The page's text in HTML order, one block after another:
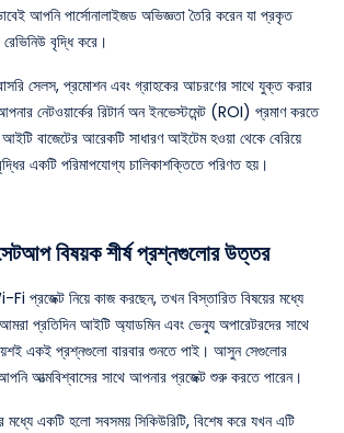
আপনি পার্সোনালাইজড অভিজ্ঞতা তৈরি করেন যা প্রকৃত
বৃদ্ধি করে।
সেলস, প্রমোশন এবং গ্রাহকের আচরণের সাথে যুক্ত করার
নেটওয়ার্কের রিটার্ন অন ইনভেস্টমেন্ট (ROI) প্রমাণ করতে
বাজেটের আরেকটি সাধারণ আইটেম হওয়া থেকে বেরিয়ে
একটি পরিমাপযোগ্য চালিকাশক্তিতে পরিণত হয়।
বিষয়ক শীর্ষ প্রশ্নগুলোর উত্তর
প্রজেক্ট নিয়ে কাজ করছেন, তখন বিস্তারিত বিষয়ের মধ্যে
প্রতিদিন আইটি অ্যাডমিন এবং ভেন্যু অপারেটরদের সাথে
একই প্রশ্নগুলো বারবার শুনতে পাই। আসুন সেগুলোর
আত্মবিশ্বাসের সাথে আপনার প্রজেক্ট শুরু করতে পারেন।
মধ্যে একটি হলো সবসময় সিকিউরিটি, বিশেষ করে যখন এটি